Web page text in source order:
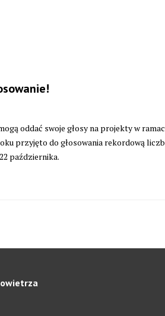
oddać swoje głosy na projekty w
przyjęto do głosowania rekordową
października.